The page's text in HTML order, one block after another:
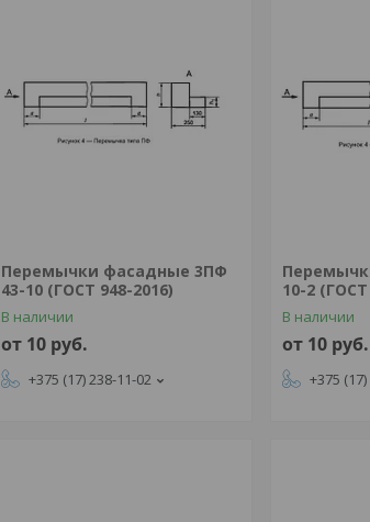
Перемычки фасадные 3ПФ
43-10 (ГОСТ 948-2016)
В наличии
от 10 руб.
+375 (17) 238-11-02
10-2 (ГОСТ
В наличии
от 10 руб.
+375